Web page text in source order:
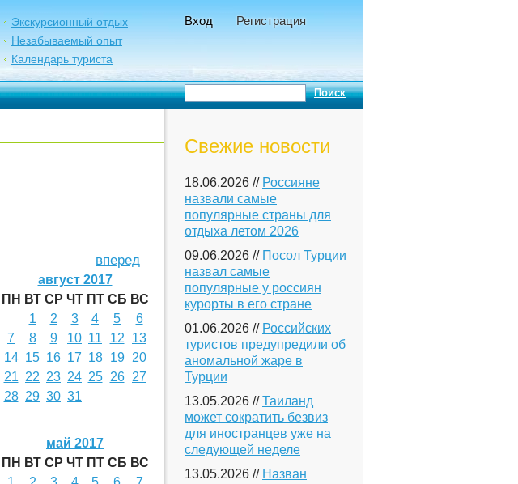
Экскурсионный отдых
Незабываемый опыт
Календарь туриста
Вход Регистрация
вперед
август 2017
ПН ВТ СР ЧТ ПТ СБ ВС
1
2 3 4 5
6
7
8 9 10 11 12
13
14 15 16 17 18 19
20
21 22 23 24 25 26
27
28 29 30 31
май 2017
ПН ВТ СР ЧТ ПТ СБ ВС
Свежие новости
18.06.2026 // Россияне
назвали самые
популярные страны для
отдыха летом 2026
09.06.2026 // Посол Турции
назвал самые
популярные у россиян
курорты в его стране
01.06.2026 // Российских
туристов предупредили об
аномальной жаре в
Турции
13.05.2026 //Таиланд
может сократить безвиз
для иностранцев уже на
следующей неделе
13.05.2026 // Назван